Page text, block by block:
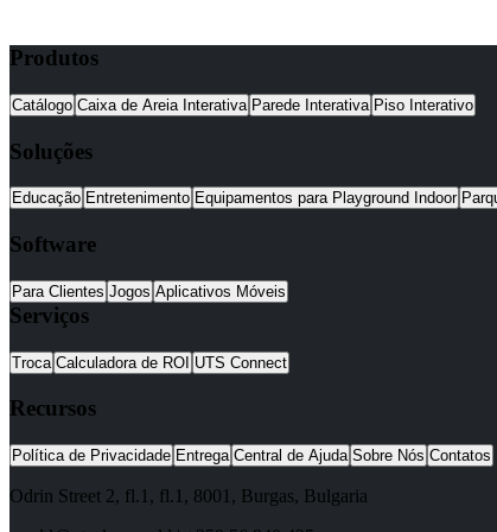
Produtos
Catálogo Caixa de Areia Interativa Parede Interativa Piso Interativo
Soluções
Educação Entretenimento Equipamentos para Playground Indoor
Software
Para Clientes Jogos Aplicativos Móveis
Serviços
Troca Calculadora de ROI UTS Connect
Recursos
Política de Privacidade Entrega Central de Ajuda Sobre Nós Contatos
Odrin Street 2, fl.1 , fl.1, 8001 , Burgas, Bulgaria